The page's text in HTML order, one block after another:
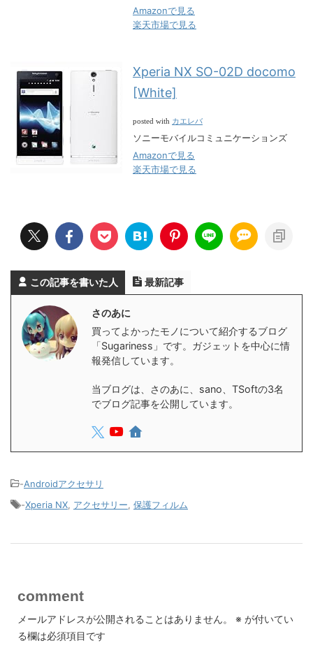
Amazonで見る
楽天市場で見る
Xperia NX SO-02D docomo
[White]
posted with カエレバ
ソニーモバイルコミュニケーションズ
Amazonで見る
楽天市場で見る
この記事を書いた人 最新記事
さのあに
買ってよかったモノについて紹介するブログ
「Sugariness」です。ガジェットを中心に情
報発信しています。
当ブログは、さのあに、sano、TSoftの3名
でブログ記事を公開しています。
-Androidアクセサリ
-Xperia NX, アクセサリー, 保護フィルム
comment
メールアドレスが公開されることはありません。 ※ が付いてい
る欄は必須項目です